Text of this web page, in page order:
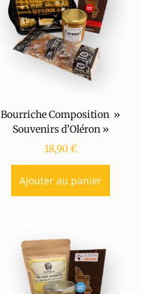
Bourriche Composition »
Souvenirs d’Oléron »
18,90€
Ajouter au panier